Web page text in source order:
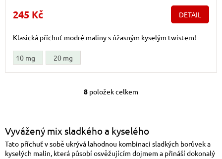
245 Kč DETAIL
Klasická příchuť modré maliny s úžasným kyselým twistem!
10 mg 20 mg
Ovládací prvky
8 položek celkem
Vyvážený mix sladkého a kyselého
Tato příchuť v sobě ukrývá lahodnou kombinaci sladkých borůvek a
kyselých malin, která působí osvěžujícím dojmem a přináší dokonalý